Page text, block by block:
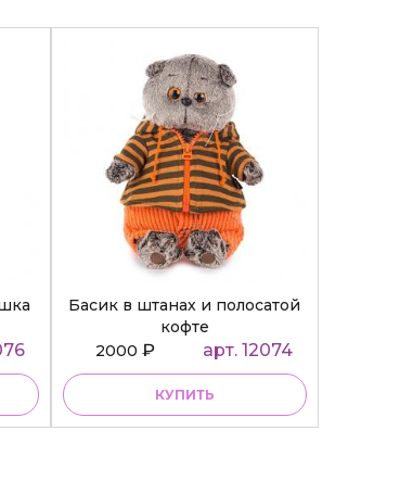
Басик в штанах и полосатой
кофте
2000 ₽ арт. 12074
КУПИТЬ